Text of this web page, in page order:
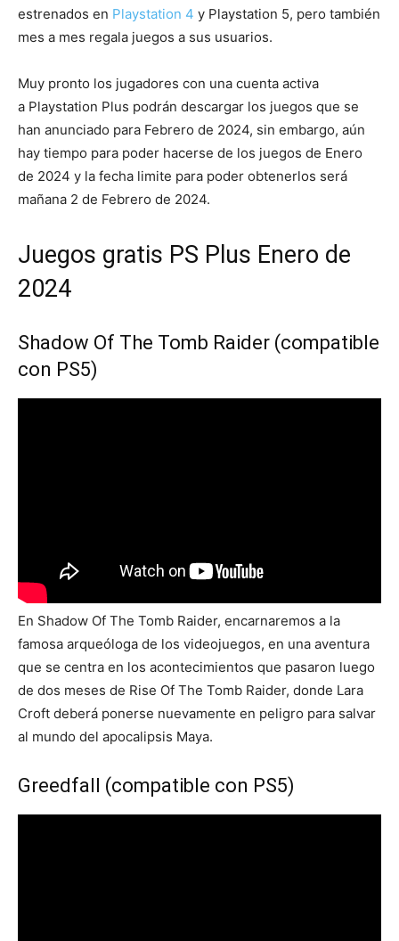
estrenados en Playstation 4 y Playstation 5, pero también
mes a mes regala juegos a sus usuarios.
Muy pronto los jugadores con una cuenta activa
a Playstation Plus podrán descargar los juegos que se
han anunciado para Febrero de 2024, sin embargo, aún
hay tiempo para poder hacerse de los juegos de Enero
de 2024 y la fecha limite para poder obtenerlos será
mañana 2 de Febrero de 2024.
Juegos gratis PS Plus Enero de
2024
Shadow Of The Tomb Raider (compatible
con PS5)
En Shadow Of The Tomb Raider, encarnaremos a la
famosa arqueóloga de los videojuegos, en una aventura
que se centra en los acontecimientos que pasaron luego
de dos meses de Rise Of The Tomb Raider, donde Lara
Croft deberá ponerse nuevamente en peligro para salvar
al mundo del apocalipsis Maya.
Greedfall (compatible con PS5)